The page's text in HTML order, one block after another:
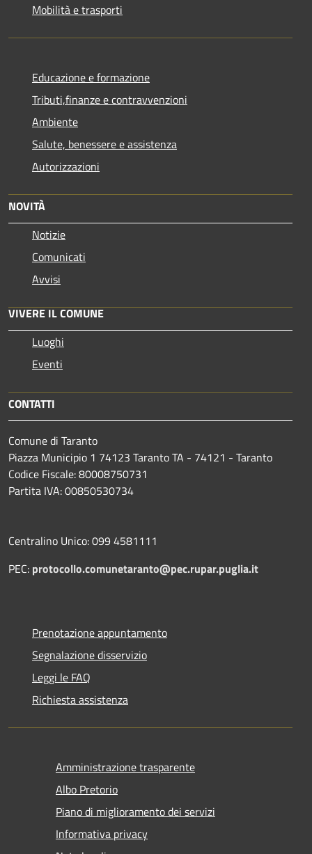
Mobilità e trasporti
Educazione e formazione
Tributi,finanze e contravvenzioni
Ambiente
Salute, benessere e assistenza
Autorizzazioni
NOVITÀ
Notizie
Comunicati
Avvisi
VIVERE IL COMUNE
Luoghi
Eventi
CONTATTI
Comune di Taranto
Piazza Municipio 1 74123 Taranto TA - 74121 - Taranto
Codice Fiscale: 80008750731
Partita IVA: 00850530734
Centralino Unico: 099 4581111
PEC: protocollo.comunetaranto@pec.rupar.puglia.it
Prenotazione appuntamento
Segnalazione disservizio
Leggi le FAQ
Richiesta assistenza
Amministrazione trasparente
Albo Pretorio
Piano di miglioramento dei servizi
Informativa privacy